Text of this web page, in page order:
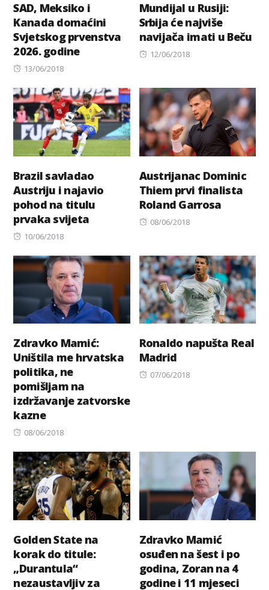
SAD, Meksiko i
Kanada domaćini
Svjetskog prvenstva
2026. godine
Posted
13/06/2018
Mundijal u Rusiji:
Srbija će najviše
navijača imati u Beču
Posted
12/06/2018
Brazil savladao
Austriju i najavio
pohod na titulu
prvaka svijeta
Posted
10/06/2018
Austrijanac Dominic
Thiem prvi finalista
Roland Garrosa
Posted
08/06/2018
Zdravko Mamić:
Uništila me hrvatska
politika, ne
pomišljam na
izdržavanje zatvorske
kazne
Posted
08/06/2018
Ronaldo napušta Real
Madrid
Posted
07/06/2018
Golden State na
korak do titule:
„Durantula“
nezaustavljiv za
Zdravko Mamić
osuđen na šest i po
godina, Zoran na 4
godine i 11 mjeseci